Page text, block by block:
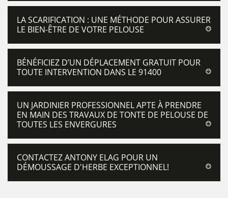
LA SCARIFICATION : UNE MÉTHODE POUR ASSURER
LE BIEN-ÊTRE DE VOTRE PELOUSE
BÉNÉFICIEZ D’UN DÉPLACEMENT GRATUIT POUR
TOUTE INTERVENTION DANS LE 91400
UN JARDINIER PROFESSIONNEL APTE À PRENDRE
EN MAIN DES TRAVAUX DE TONTE DE PELOUSE DE
TOUTES LES ENVERGURES
CONTACTEZ ANTONY ELAG POUR UN
DÉMOUSSAGE D'HERBE EXCEPTIONNEL!